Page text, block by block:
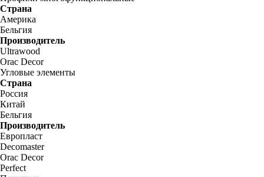
Страна
Америка
Бельгия
Производитель
Ultrawood
Orac Decor
Угловые элементы
Страна
Россия
Китай
Бельгия
Производитель
Европласт
Decomaster
Orac Decor
Perfect